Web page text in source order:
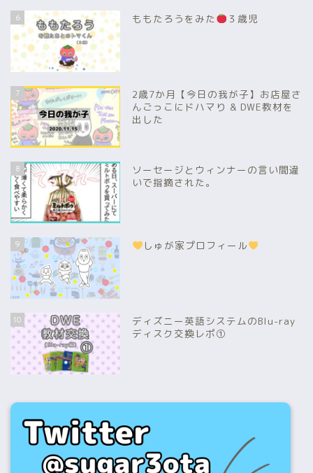
6 ももたろうをみた ３歳児
7
2歳7か月【今日の我が子】お店屋さ
んごっこにドハマり & DWE教材を
出した
8
ソーセージとウィンナーの言い間違
いで指摘された。
9 しゅが家プロフィール
10
ディズニー英語システムのBlu-ray
ディスク交換レポ①